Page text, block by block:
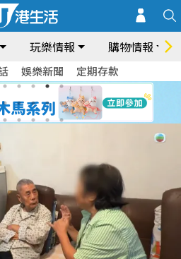
玩樂情報 購物情報
娛樂新聞 定期存款